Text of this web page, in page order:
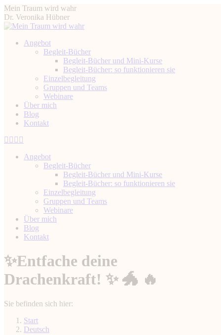
Zum
Inhalt
springen
Mein Traum wird wahr
Dr. Veronika Hübner
Angebot
Begleit-Bücher
Begleit-Bücher und Mini-Kurse
Begleit-Bücher: so funktionieren sie
Einzelbegleitung
Gruppen und Teams
Webinare
Über mich
Blog
Kontakt
Instagram
opens
Facebook
opens
YouTube
opens
opens
Angebot
Begleit-Bücher
Begleit-Bücher und Mini-Kurse
Begleit-Bücher: so funktionieren sie
Einzelbegleitung
Gruppen und Teams
Webinare
Über mich
Blog
Kontakt
✨Entfache deine
Drachenkraft! ✨ 🐲 🔥
Sie befinden sich hier:
Start
Deutsch